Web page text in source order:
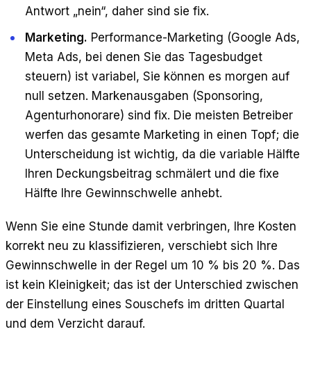
Antwort „nein“, daher sind sie fix.
Marketing. Performance-Marketing (Google Ads,
Meta Ads, bei denen Sie das Tagesbudget
steuern) ist variabel, Sie können es morgen auf
null setzen. Markenausgaben (Sponsoring,
Agenturhonorare) sind fix. Die meisten Betreiber
werfen das gesamte Marketing in einen Topf; die
Unterscheidung ist wichtig, da die variable Hälfte
Ihren Deckungsbeitrag schmälert und die fixe
Hälfte Ihre Gewinnschwelle anhebt.
Wenn Sie eine Stunde damit verbringen, Ihre Kosten
korrekt neu zu klassifizieren, verschiebt sich Ihre
Gewinnschwelle in der Regel um 10 % bis 20 %. Das
ist kein Kleinigkeit; das ist der Unterschied zwischen
der Einstellung eines Souschefs im dritten Quartal
und dem Verzicht darauf.